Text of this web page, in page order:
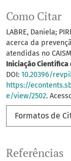
Como Citar
LABRE, Daniela;
acerca da
atendidas no
Iniciação Científica
DOI: 10.20396/
https://
e/view/2502.
Formatos de
Referências